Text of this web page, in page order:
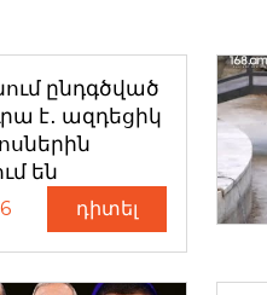
ընդգծված
է․ ազդեցիկ
են
դիտել